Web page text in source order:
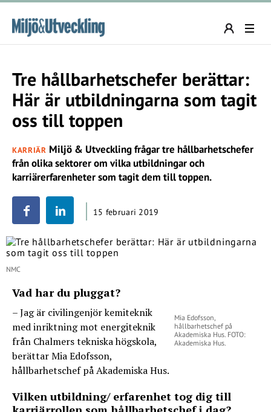
Tre hållbarhetschefer berättar:
Här är utbildningarna som tagit
oss till toppen
KARRIÄR Miljö & Utveckling frågar tre hållbarhetschefer
från olika sektorer om vilka utbildningar och
karriärerfarenheter som tagit dem till toppen.
15 februari 2019
NMC
Mia Edofsson,
hållbarhetschef på
Akademiska Hus. FOTO:
Akademiska Hus.
Vad har du pluggat?
– Jag är civilingenjör kemiteknik
med inriktning mot energiteknik
från Chalmers tekniska högskola,
berättar Mia Edofsson,
hållbarhetschef på Akademiska Hus.
Vilken utbildning/ erfarenhet tog dig till